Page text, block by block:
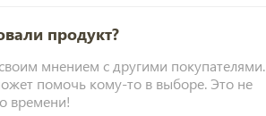
продукт?
мнением с другими покупателями.
помочь кому-то в выборе. Это не
времени!